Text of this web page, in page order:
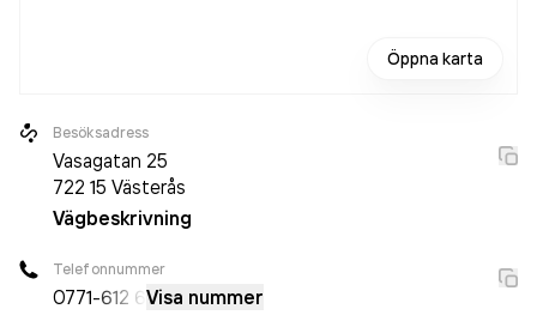
omsatte 13 370 010 000,00 kr
Öppna karta
Besöksadress
Vasagatan 25
722 15 Västerås
Vägbeskrivning
Telefonnummer
0771-612 6 Visa nummer